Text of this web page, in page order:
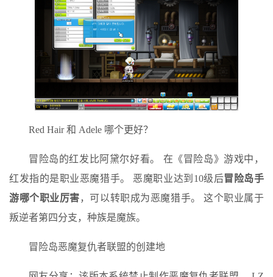
Red Hair 和 Adele 哪个更好？
冒险岛的红发比阿黛尔好看。 在《冒险岛》游戏中，
红发指的是职业恶魔猎手。 恶魔职业达到10级后冒险岛手
游哪个职业厉害，可以转职成为恶魔猎手。 这个职业属于
叛逆者第四分支，种族是魔族。
冒险岛恶魔复仇者联盟的创建地